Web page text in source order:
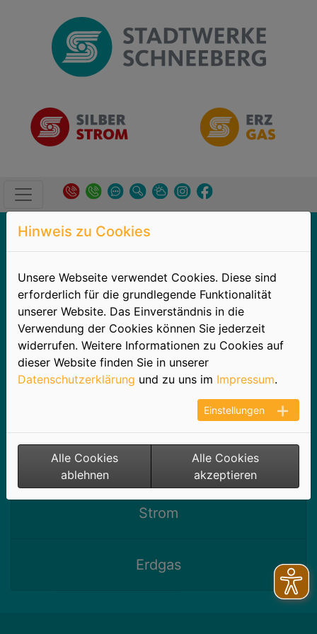
Kundenservice →Tarifrechner
Tarifrechner -
SILBERSTROM und
ERZGAS
Vielen Dank für Ihr Interesse an unseren
SILBERSTROM- und ERZGAS-Produkten. Gern
sind wir Ihnen bei der Auswahl des für Sie
günstigsten Tarifes behilflich und ermitteln Ihre
Kosten. Dazu benötigen wir einige Informationen.
Strom
Erdgas
Hinweis zu Cookies
Unsere Webseite verwendet Cookies. Diese sind
erforderlich für die grundlegende Funktionalität
unserer Website. Das Einverständnis in die
Verwendung der Cookies können Sie jederzeit
widerrufen. Weitere Informationen zu Cookies auf
dieser Website finden Sie in unserer
Datenschutzerklärung und zu uns im Impressum.
Einstellungen
Alle Cookies
ablehnen
Alle Cookies
akzeptieren